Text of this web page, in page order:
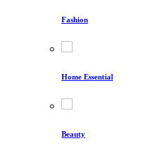
Fashion
Home Essential
Beauty